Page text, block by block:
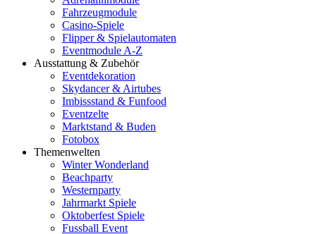
Fahrzeugmodule
Casino-Spiele
Flipper & Spielautomaten
Eventmodule A-Z
Ausstattung & Zubehör
Eventdekoration
Skydancer & Airtubes
Imbissstand & Funfood
Eventzelte
Marktstand & Buden
Fotobox
Themenwelten
Winter Wonderland
Beachparty
Westernparty
Jahrmarkt Spiele
Oktoberfest Spiele
Fussball Event